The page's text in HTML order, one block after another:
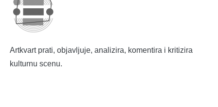
Artkvart prati, objavljuje, analizira, komentira i kritizira
kulturnu scenu.